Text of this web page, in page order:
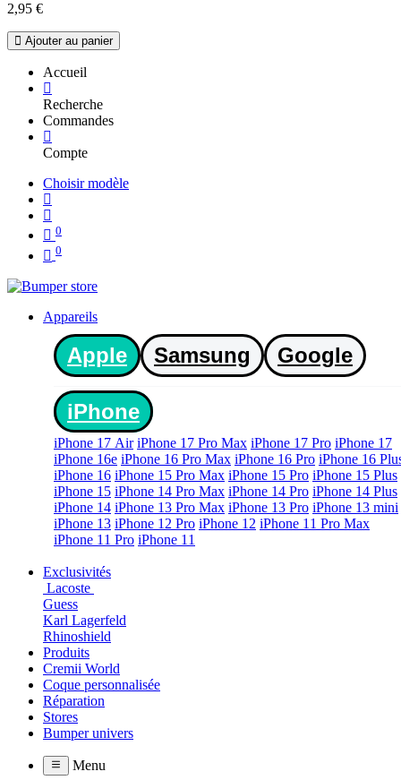
2,95 €
Ajouter au panier
Accueil
Recherche
Commandes
Compte
Choisir modèle
0
0
Appareils
Apple Samsung Google
iPhone
iPhone 17 Air iPhone 17 Pro Max iPhone 17 Pro iPhone 17
iPhone 16e iPhone 16 Pro Max iPhone 16 Pro iPhone 16
iPhone 16 iPhone 15 Pro Max iPhone 15 Pro iPhone 15 Plus
iPhone 15 iPhone 14 Pro Max iPhone 14 Pro iPhone 14 Plus
iPhone 14 iPhone 13 Pro Max iPhone 13 Pro iPhone 13 mini
iPhone 13 iPhone 12 Pro iPhone 12 iPhone 11 Pro Max
iPhone 11 Pro iPhone 11
Exclusivités
Lacoste
Guess
Karl Lagerfeld
Rhinoshield
Produits
Cremii World
Coque personnalisée
Réparation
Stores
Bumper univers
Menu